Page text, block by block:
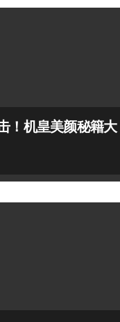
！机皇美颜秘籍大